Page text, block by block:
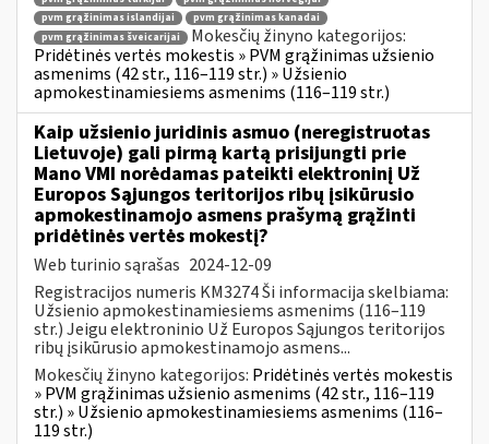
pvm grąžinimas islandijai
pvm grąžinimas kanadai
pvm grąžinimas šveicarijai
Mokesčių žinyno kategorijos:
Pridėtinės vertės mokestis » PVM grąžinimas užsienio
asmenims (42 str., 116–119 str.) » Užsienio
apmokestinamiesiems asmenims (116–119 str.)
Kaip užsienio juridinis asmuo (neregistruotas
Lietuvoje) gali pirmą kartą prisijungti prie
Mano VMI norėdamas pateikti elektroninį Už
Europos Sąjungos teritorijos ribų įsikūrusio
apmokestinamojo asmens prašymą grąžinti
pridėtinės vertės mokestį?
Web turinio sąrašas 2024-12-09
Registracijos numeris KM3274 Ši informacija skelbiama:
Užsienio apmokestinamiesiems asmenims (116–119
str.) Jeigu elektroninio Už Europos Sąjungos teritorijos
ribų įsikūrusio apmokestinamojo asmens...
Mokesčių žinyno kategorijos: Pridėtinės vertės mokestis
» PVM grąžinimas užsienio asmenims (42 str., 116–119
str.) » Užsienio apmokestinamiesiems asmenims (116–
119 str.)